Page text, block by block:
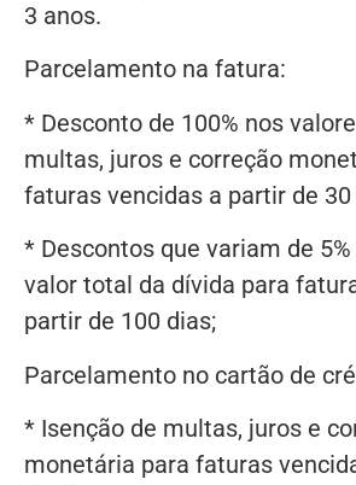
3 anos.
Parcelamento na fatura:
* Desconto de 100% nos
multas, juros e correção
faturas vencidas a partir de 30
* Descontos que variam de
valor total da dívida para
partir de 100 dias;
Parcelamento no cartão de
* Isenção de multas, juros e
monetária para faturas